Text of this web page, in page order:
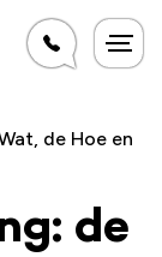
de Hoe en
de